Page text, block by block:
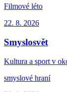
Filmové léto
22. 8. 2026
Smyslosvět
Kultura a sport v
smyslové hraní